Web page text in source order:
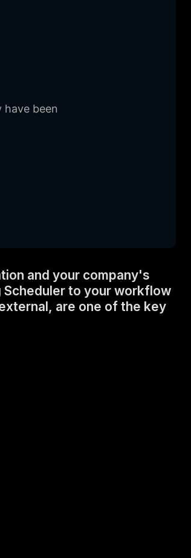
and your company's
Scheduler to your workflow
are one of the key